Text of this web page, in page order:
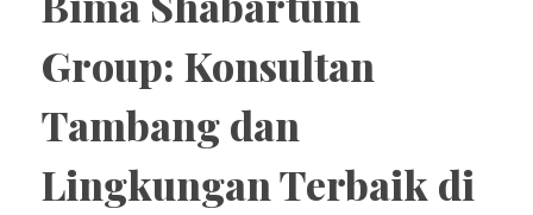
Group: Konsultan
Tambang dan
Lingkungan Terbaik di